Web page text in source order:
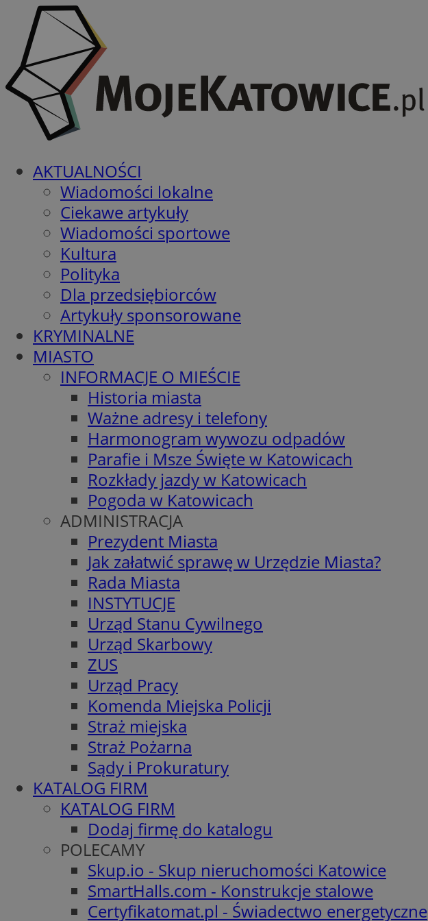
AKTUALNOŚCI
Wiadomości lokalne
Ciekawe artykuły
Wiadomości sportowe
Kultura
Polityka
Dla przedsiębiorców
Artykuły sponsorowane
KRYMINALNE
MIASTO
INFORMACJE O MIEŚCIE
Historia miasta
Ważne adresy i telefony
Harmonogram wywozu odpadów
Parafie i Msze Święte w Katowicach
Rozkłady jazdy w Katowicach
Pogoda w Katowicach
ADMINISTRACJA
Prezydent Miasta
Jak załatwić sprawę w Urzędzie Miasta?
Rada Miasta
INSTYTUCJE
Urząd Stanu Cywilnego
Urząd Skarbowy
ZUS
Urząd Pracy
Komenda Miejska Policji
Straż miejska
Straż Pożarna
Sądy i Prokuratury
KATALOG FIRM
KATALOG FIRM
Dodaj firmę do katalogu
POLECAMY
Skup.io - Skup nieruchomości Katowice
SmartHalls.com - Konstrukcje stalowe
Certyfikatomat.pl - Świadectwo energetyczne